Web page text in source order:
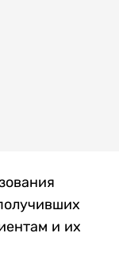
и их